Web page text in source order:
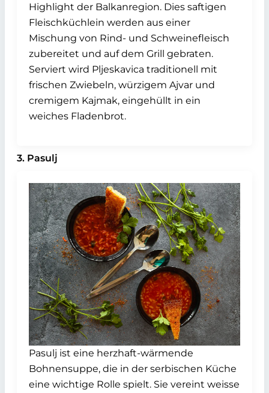
Highlight der Balkanregion. Dies saftigen
Fleischküchlein werden aus einer
Mischung von Rind- und Schweinefleisch
zubereitet und auf dem Grill gebraten.
Serviert wird Pljeskavica traditionell mit
frischen Zwiebeln, würzigem Ajvar und
cremigem Kajmak, eingehüllt in ein
weiches Fladenbrot.
3. Pasulj
Pasulj ist eine herzhaft-wärmende
Bohnensuppe, die in der serbischen Küche
eine wichtige Rolle spielt. Sie vereint weisse